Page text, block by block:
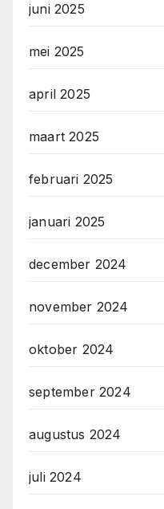
juni 2025
mei 2025
april 2025
maart 2025
februari 2025
januari 2025
december 2024
november 2024
oktober 2024
september 2024
augustus 2024
juli 2024